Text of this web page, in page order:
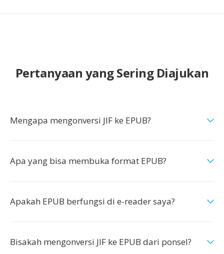
Pertanyaan yang Sering Diajukan
Mengapa mengonversi JIF ke EPUB?
Apa yang bisa membuka format EPUB?
Apakah EPUB berfungsi di e-reader saya?
Bisakah mengonversi JIF ke EPUB dari ponsel?